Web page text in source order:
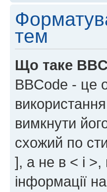
тем
Що таке
BBCode - це
вимкнути
схожий по
], а не в < і
інформації